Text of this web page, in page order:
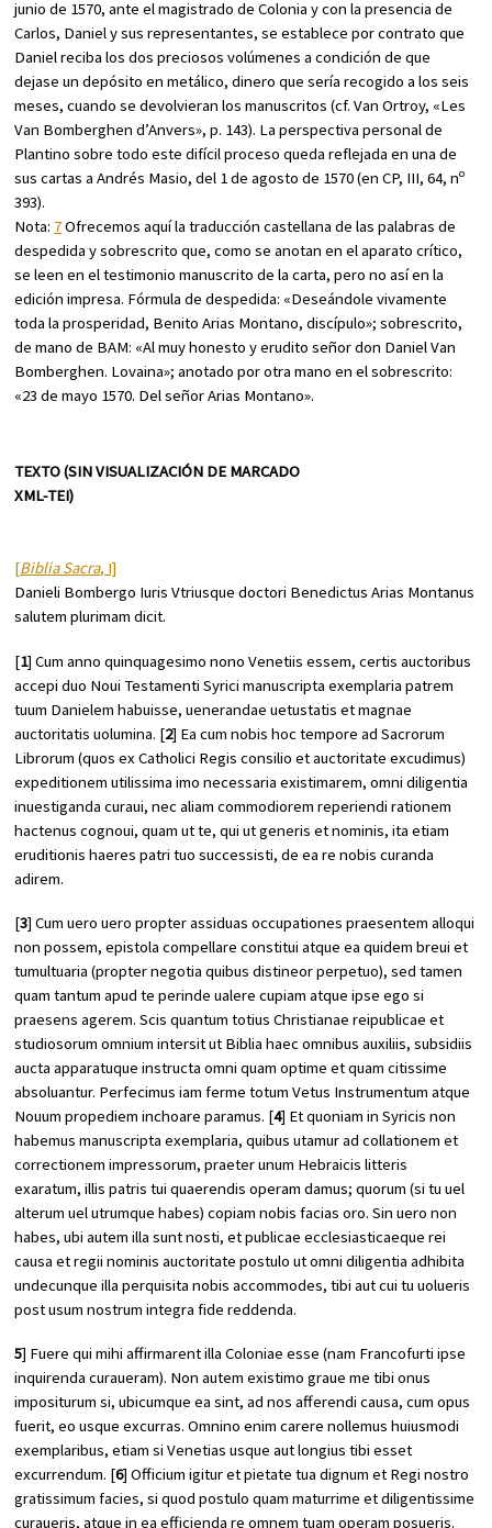
junio de 1570, ante el magistrado de Colonia y con la presencia de
Carlos, Daniel y sus representantes, se establece por contrato que
Daniel reciba los dos preciosos volúmenes a condición de que
dejase un depósito en metálico, dinero que sería recogido a los seis
meses, cuando se devolvieran los manuscritos (cf. Van Ortroy, «Les
Van Bomberghen d’Anvers», p. 143). La perspectiva personal de
Plantino sobre todo este difícil proceso queda reflejada en una de
sus cartas a Andrés Masio, del 1 de agosto de 1570 (enCP, III, 64, nº
393).
Nota: 7Ofrecemos aquí la traducción castellana de las palabras de
despedida y sobrescrito que, como se anotan en el aparato crítico,
se leen en el testimonio manuscrito de la carta, pero no así en la
edición impresa. Fórmula de despedida: «Deseándole vivamente
toda la prosperidad, Benito Arias Montano, discípulo»; sobrescrito,
de mano de BAM: «Al muy honesto y erudito señor don Daniel Van
Bomberghen. Lovaina»; anotado por otra mano en el sobrescrito:
«23 de mayo 1570. Del señor Arias Montano».
TEXTO (SIN VISUALIZACIÓN DE MARCADO
XML-TEI)
[Biblia Sacra, I]
Danieli Bombergo Iuris Vtriusque doctori Benedictus Arias Montanus
salutem plurimam dicit.
[1] Cum anno quinquagesimo nono Venetiis essem, certis auctoribus
accepi duo Noui Testamenti Syrici manuscripta exemplaria patrem
tuum Danielem habuisse, uenerandae uetustatis et magnae
auctoritatis uolumina. [2] Ea cum nobis hoc tempore ad Sacrorum
Librorum (quos ex Catholici Regis consilio et auctoritate excudimus)
expeditionem utilissima imo necessaria existimarem, omni diligentia
inuestiganda curaui, nec aliam commodiorem reperiendi rationem
hactenus cognoui, quam ut te, qui ut generis et nominis, ita etiam
eruditionis haeres patri tuo successisti, de ea re nobis curanda
adirem.
[3] Cum uero uero propter assiduas occupationes praesentem alloqui
non possem, epistola compellare constitui atque ea quidem breui et
tumultuaria (propter negotia quibus distineor perpetuo), sed tamen
quam tantum apud te perinde ualere cupiam atque ipse ego si
praesens agerem. Scis quantum totius Christianae reipublicae et
studiosorum omnium intersit ut Biblia haec omnibus auxiliis, subsidiis
aucta apparatuque instructa omni quam optime et quam citissime
absoluantur. Perfecimus iam ferme totum Vetus Instrumentum atque
Nouum propediem inchoare paramus. [4] Et quoniam in Syricis non
habemus manuscripta exemplaria, quibus utamur ad collationem et
correctionem impressorum, praeter unum Hebraicis litteris
exaratum, illis patris tui quaerendis operam damus; quorum (si tu uel
alterum uel utrumque habes) copiam nobis facias oro. Sin uero non
habes, ubi autem illa sunt nosti, et publicae ecclesiasticaeque rei
causa et regii nominis auctoritate postulo ut omni diligentia adhibita
undecunque illa perquisita nobis accommodes, tibi aut cui tu uolueris
post usum nostrum integra fide reddenda.
5] Fuere qui mihi affirmarent illa Coloniae esse (nam Francofurti ipse
inquirenda curaueram). Non autem existimo graue me tibi onus
impositurum si, ubicumque ea sint, ad nos afferendi causa, cum opus
fuerit, eo usque excurras. Omnino enim carere nollemus huiusmodi
exemplaribus, etiam si Venetias usque aut longius tibi esset
excurrendum. [6] Officium igitur et pietate tua dignum et Regi nostro
gratissimum facies, si quod postulo quam maturrime et diligentissime
curaueris, atque in ea efficienda re omnem tuam operam posueris.